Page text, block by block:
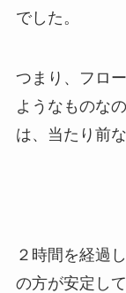
でした。
つまり、フロ
ようなものな
は、当たり前
２時間を経過
の方が安定し